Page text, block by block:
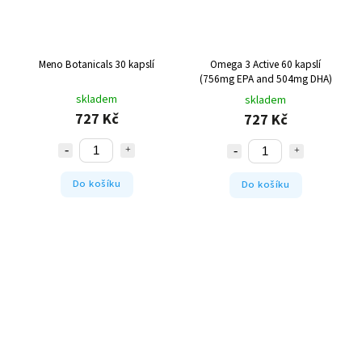
Meno Botanicals 30 kapslí
skladem
727 Kč
Do košíku
Omega 3 Active 60 kapslí
(756mg EPA and 504mg DHA)
skladem
727 Kč
Do košíku